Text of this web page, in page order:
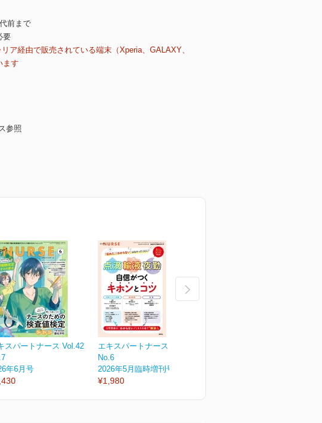
前まで
要
ア経由で販売されている端末（Xperia、GALAXY、
ます
参照
スパートナース Vol.42
年6月号
エキスパートナース Vol.42
No.6
2026年5月臨時増刊号
¥1,980